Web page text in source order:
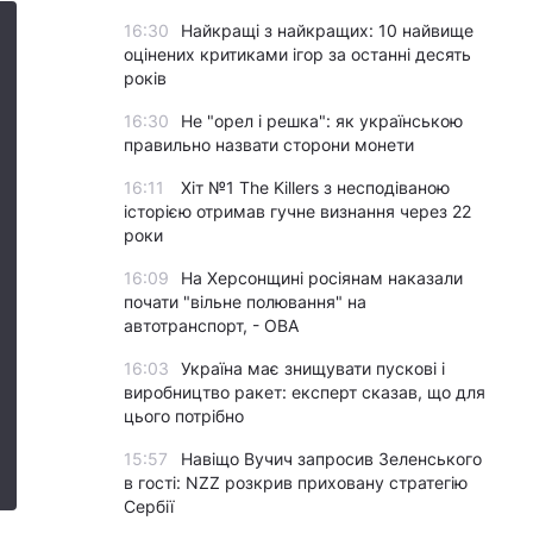
16:30
Найкращі з найкращих: 10 найвище
оцінених критиками ігор за останні десять
років
16:30
Не "орел і решка": як українською
правильно назвати сторони монети
16:11
Хіт №1 The Killers з несподіваною
історією отримав гучне визнання через 22
роки
16:09
На Херсонщині росіянам наказали
почати "вільне полювання" на
автотранспорт, - ОВА
16:03
Україна має знищувати пускові і
виробництво ракет: експерт сказав, що для
цього потрібно
15:57
Навіщо Вучич запросив Зеленського
в гості: NZZ розкрив приховану стратегію
Сербії